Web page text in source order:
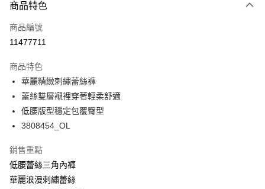
LINE Pay
Apple Pay
Google Pay
全支付
全盈+PAY
相關說明
【關於「AFTEE先享後付」】
AFTEE先享後付是「在收到商品之後才付款」的支付方式。 讓您購物簡單
ATM付款
商品特色
商品編號
11477711
商品特色
華麗精緻刺繡蕾絲褲
蕾絲雙層襯裡穿著輕柔舒適
低腰版型穩定包覆臀型
3808454_OL
銷售重點
低腰蕾絲三角內褲
華麗浪漫刺繡蕾絲